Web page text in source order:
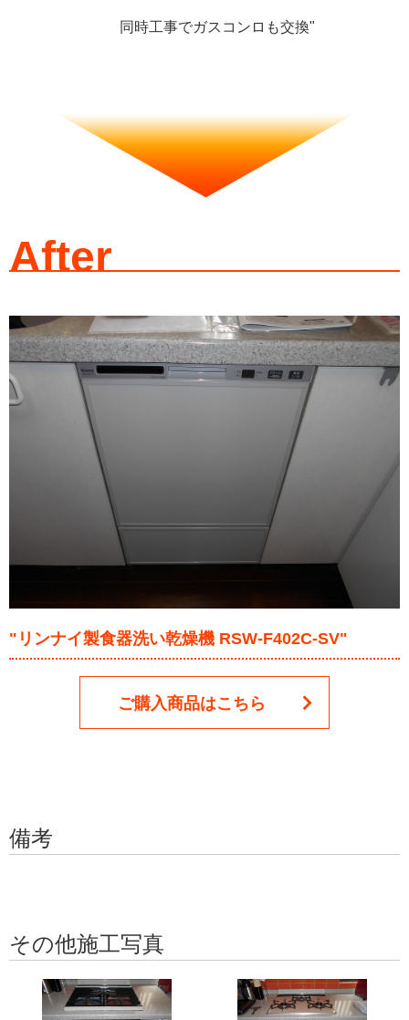
同時工事でガスコンロも交換"
After
"リンナイ製食器洗い乾燥機 RSW-F402C-SV"
ご購入商品はこちら
備考
その他施工写真